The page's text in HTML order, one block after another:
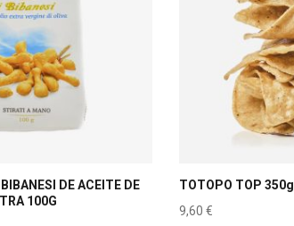
DE ACEITE DE
100G
TOTOPO TOP 350g
9,60 €